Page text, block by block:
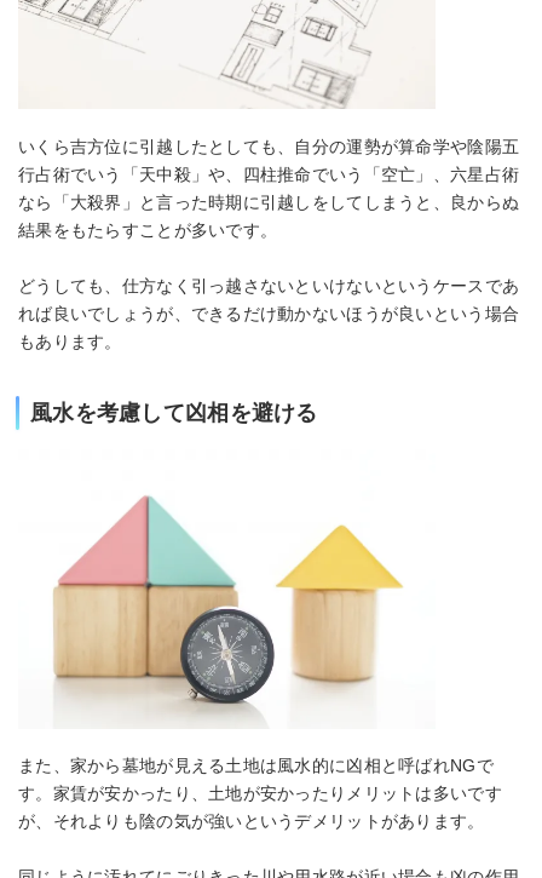
いくら吉方位に引越したとしても、自分の運勢が算命学や陰陽五
行占術でいう「天中殺」や、四柱推命でいう「空亡」、六星占術
なら「大殺界」と言った時期に引越しをしてしまうと、良からぬ
結果をもたらすことが多いです。
どうしても、仕方なく引っ越さないといけないというケースであ
れば良いでしょうが、できるだけ動かないほうが良いという場合
もあります。
風水を考慮して凶相を避ける
また、家から墓地が見える土地は風水的に凶相と呼ばれNGで
す。家賃が安かったり、土地が安かったりメリットは多いです
が、それよりも陰の気が強いというデメリットがあります。